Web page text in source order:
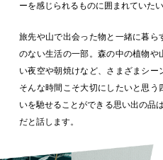
ーを感じられるものに囲まれていたい
旅先や山で出会った物と一緒に暮ら
のない生活の一部。森の中の植物や
い夜空や朝焼けなど、さまざまシー
そんな時間こそ大切にしたいと思
いを馳せることができる思い出の品
だと話します。